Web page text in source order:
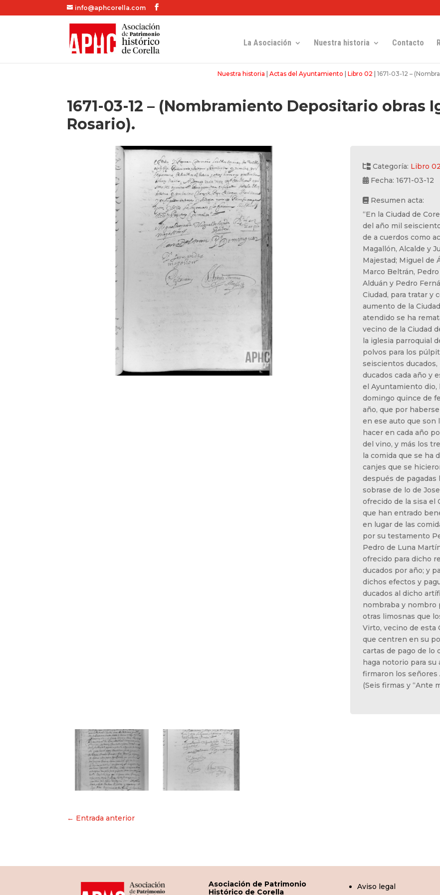
info@aphcorella.com
La Asociación Nuestra historia Contacto
Nuestra historia Actas del Ayuntamiento Libro 02 1671-03-12 –
1671-03-12 – (Nombramiento Depositario obras
Rosario).
Categoría: Libro 02
Fecha: 1671-03-12
Resumen acta:
“En la Ciudad de
del año mil
de a cuerdos como
Magallón, Alcalde y
Majestad; Miguel de
Marco Beltrán,
Alduán y Pedro
Ciudad, para tratar y
aumento de la
atendido se ha
vecino de la Ciudad
la iglesia parroquial
polvos para los
seiscientos
ducados cada año y
el Ayuntamiento dio,
domingo quince de
año, que por
en ese auto que son
hacer en cada año
del vino, y más los
la comida que se ha
canjes que se
después de
sobrase de lo de
ofrecido de la sisa el
que han entrado
en lugar de las
por su testamento
Pedro de Luna
ofrecido para dicho
ducados por año; y
dichos efectos y
ducados al dicho
nombraba y nombro
otras limosnas que
Virto, vecino de esta
que centren en su
cartas de pago de lo
haga notorio para su
firmaron los señores
(Seis firmas y “Ante
Navegación
← Entrada anterior
Asociación de Patrimonio
Histórico de Corella
Aviso legal